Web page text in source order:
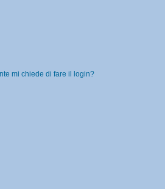
mi chiede di fare il login?